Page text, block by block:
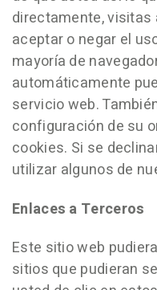
directamente, visitas
aceptar o negar el
mayoría de
automáticamente
servicio web.
configuración de su
cookies. Si se
utilizar algunos de
Enlaces a Terceros
Este sitio web
sitios que pudieran